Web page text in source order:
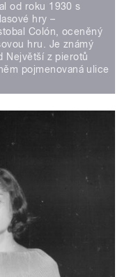
od roku 1930 s
hry –
Colón, oceněný
hru. Je známý
Největší z pierotů
pojmenovaná ulice